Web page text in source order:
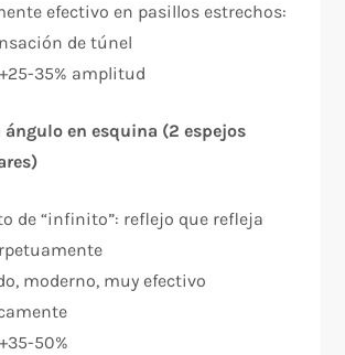
efectivo en pasillos estrechos:
de túnel
35% amplitud
ángulo en esquina (2 espejos
de “infinito”: reflejo que refleja
moderno, muy efectivo
50%